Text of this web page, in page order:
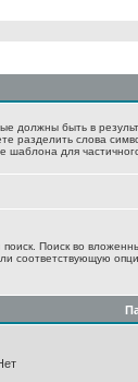
должны быть в
разделить слова
шаблона для
Поиск во
соответствующую